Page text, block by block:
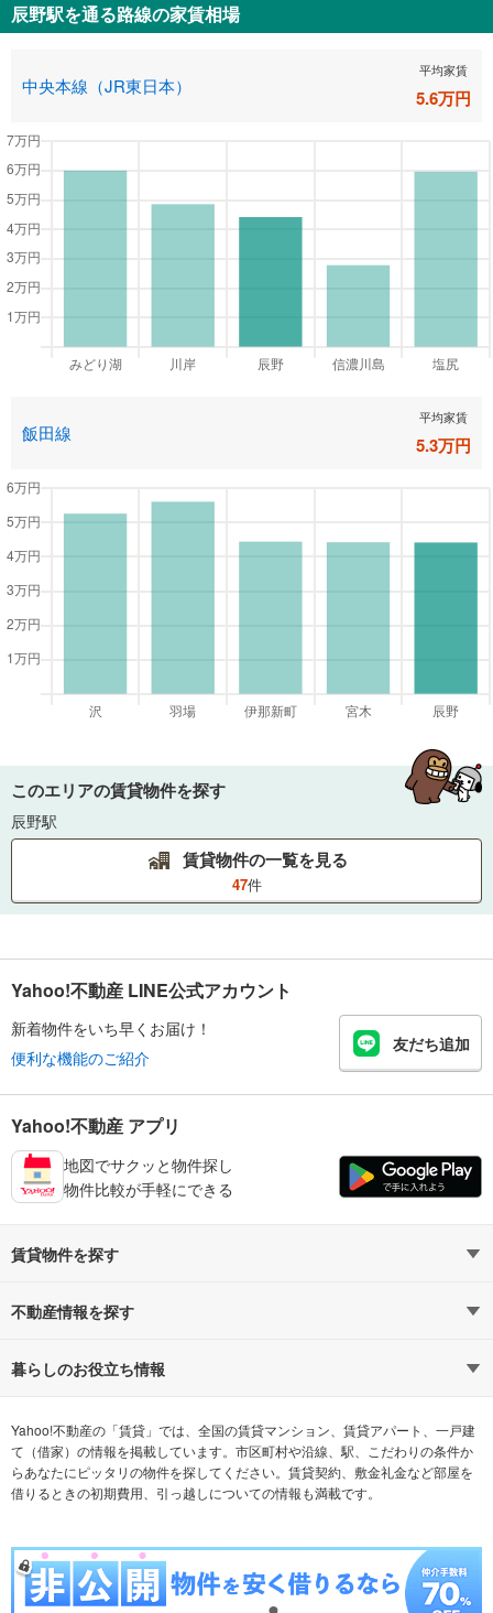
辰野駅を通る路線の家賃相場
中央本線（JR東日本）
平均家賃
5.6万円
飯田線
平均家賃
5.3万円
このエリアの賃貸物件を探す
辰野駅
賃貸物件の一覧を見る
47件
Yahoo!不動産 LINE公式アカウント
新着物件をいち早くお届け！
便利な機能のご紹介
友だち追加
Yahoo!不動産 アプリ
地図でサクッと物件探し
物件比較が手軽にできる
賃貸物件を探す
路線・駅から探す
通勤時間から探す
不動産会社から探す 希望の条件から探す
テーマから探す ランキングから探す
不動産情報を探す
不動産・住宅
新築マンション 中古マンション
新築一戸建て 中古一戸建て
注文住宅 土地
売却査定
暮らしのお役立ち情報
マンションカタログ 教えて！住まいの先生
Yahoo!不動産の「賃貸」では、全国の賃貸マンション、賃貸アパート、一戸建
て（借家）の情報を掲載しています。市区町村や沿線、駅、こだわりの条件か
らあなたにピッタリの物件を探してください。賃貸契約、敷金礼金など部屋を
借りるときの初期費用、引っ越しについての情報も満載です。